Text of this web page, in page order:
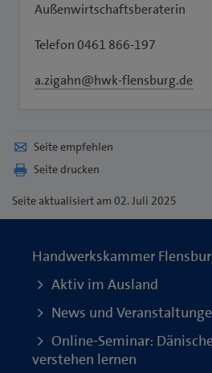
Außenwirtschaftsberaterin
Telefon 0461 866-197
a.zigahn@hwk-flensburg.de
Seite empfehlen
Seite drucken
Seiteaktualisiert am 02. Juli 2025
Handwerkskammer
Aktiv im Ausland
News und
Online-Seminar:
verstehen lernen